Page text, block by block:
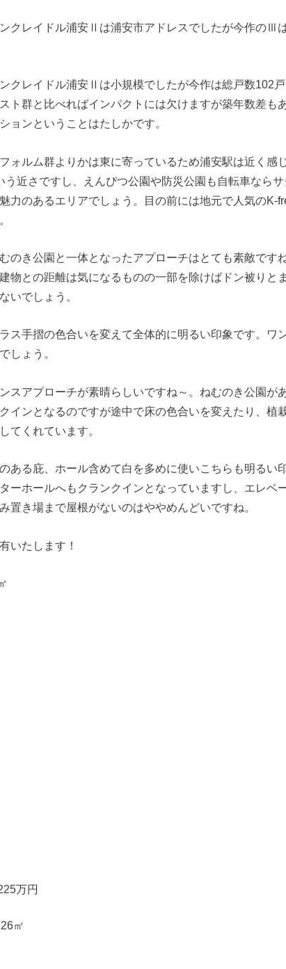
クレイドル浦安Ⅱは浦安市アドレスでしたが今作のⅢ
クレイドル浦安Ⅱは小規模でしたが今作は総戸数102
ト群と比べればインパクトには欠けますが築年数差も
ョンということはたしかです。
ォルム群よりかは東に寄っているため浦安駅は近く感
う近さですし、えんぴつ公園や防災公園も自転車なら
力のあるエリアでしょう。目の前には地元で人気のK-
のき公園と一体となったアプローチはとても素敵です
物との距離は気になるものの一部を除けばドン被りと
いでしょう。
ス手摺の色合いを変えて全体的に明るい印象です。ワ
しょう。
スアプローチが素晴らしいですね～。ねむのき公園が
インとなるのですが途中で床の色合いを変えたり、植
てくれています。
ある庇、ホール含めて白を多めに使いこちらも明るい
ーホールへもクランクインとなっていますし、エレベ
置き場まで屋根がないのはややめんどいですね。
いたします！
万円
㎡